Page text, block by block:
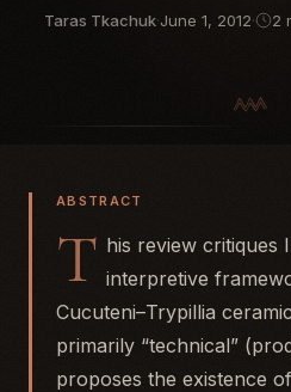
Taras Tkachuk·June 1, 2012· 2
ABSTRACT
T his review critiques
interpretive
Cucuteni–Trypillia
primarily “technical”
proposes the existence